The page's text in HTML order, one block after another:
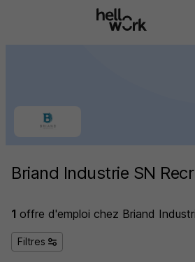
Briand Industrie SN
1 offre d'emploi chez Briand
Filtres